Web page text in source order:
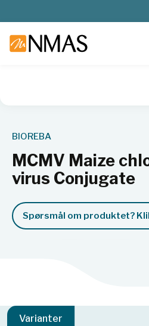
BIOREBA
MCMV Maize
virus Conjugate
Spørsmål om produktet?
Varianter